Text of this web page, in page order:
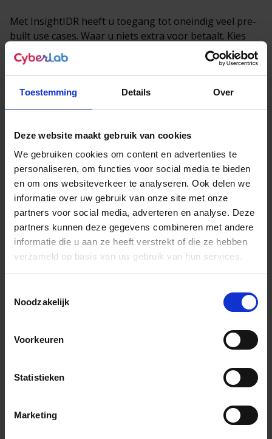
Toestemming Details Over
Deze website maakt gebruik van cookies
We gebruiken cookies om content en advertenties te
personaliseren, om functies voor social media te bieden
en om ons websiteverkeer te analyseren. Ook delen we
informatie over uw gebruik van onze site met onze
partners voor social media, adverteren en analyse. Deze
partners kunnen deze gegevens combineren met andere
informatie die u aan ze heeft verstrekt of die ze hebben
verzameld op basis van uw gebruik van hun services.
Noodzakelijk
Voorkeuren
Statistieken
Marketing
Met InsightIDR heeft u toegang tot oneindig veel pre-
built use cases. Waar u niets extra voor betaalt. Kies
zorgeloos en onbeperkt use cases uit voor uw
organisatie en krijg relevante meldingen.